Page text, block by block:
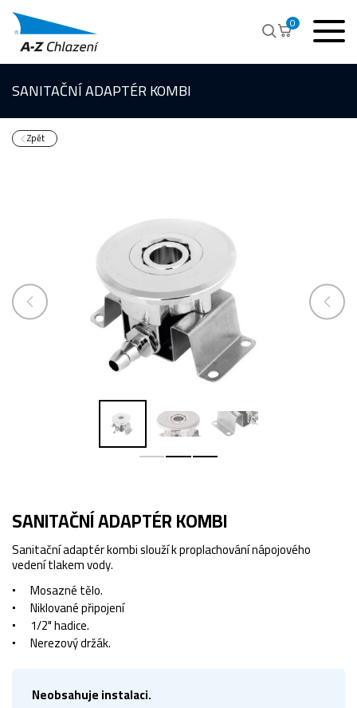
0
SANITAČNÍ ADAPTÉR KOMBI
Zpět
SANITAČNÍ ADAPTÉR KOMBI
Sanitační adaptér kombi slouží k proplachování nápojového
vedení tlakem vody.
Mosazné tělo.
Niklované připojení
1/2" hadice.
Nerezový držák.
Neobsahuje instalaci.